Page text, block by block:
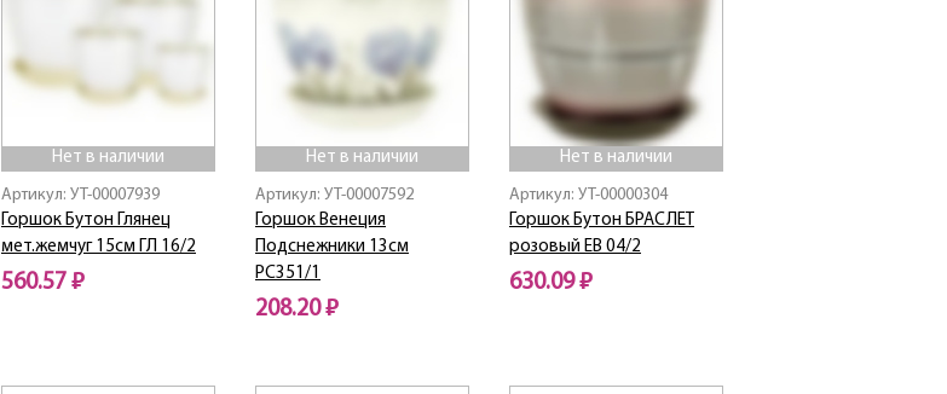
Нет в наличии
Артикул: УТ-00007939
Горшок Бутон Глянец
мет.жемчуг 15см ГЛ 16/2
560.57 ₽
Нет в наличии
Артикул: УТ-00007592
Горшок Венеция
Подснежники 13см
РС351/1
208.20 ₽
Нет в наличии
Артикул: УТ-00000304
Горшок Бутон БРАСЛЕТ
розовый ЕВ 04/2
630.09 ₽